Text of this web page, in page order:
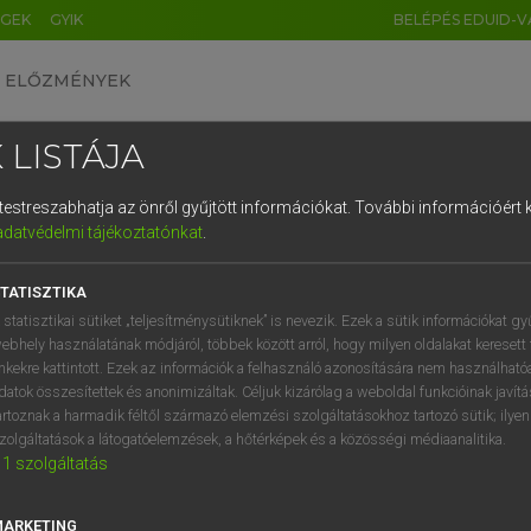
GYIK BELÉPÉS EDUID-
ELŐZMÉNYEK
szótár
VAN ELŐFIZETÉSED?
megtekintéséhez.
LISTÁJA
az önről gyűjtött információkat. További információért
tájékoztatónkat.
statisztikai sütiket „teljesítménysütiknek” is nevezik. Ezek a sütik információkat
használatának módjáról, többek között arról, hogy milyen oldalakat keresett
kattintott. Ezek az információk a felhasználó azonosítására nem
összesítettek és anonimizáltak. Céljuk kizárólag a weboldal funkcióinak
a harmadik féltől származó elemzési szolgáltatásokhoz tartozó sütik;
a látogatóelemzések, a hőtérképek és a közösségi médiaanalitika.
1 szolgáltatás
DE CN FR ES IT NL
1 2 3 4 5 6 7 8 9
q w e r t z u i
a s d f g h j k l é
í y x c v b n m , .